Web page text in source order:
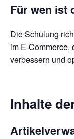
Für wen ist
Die Schulung
im E-Commerce,
verbessern und
Inhalte